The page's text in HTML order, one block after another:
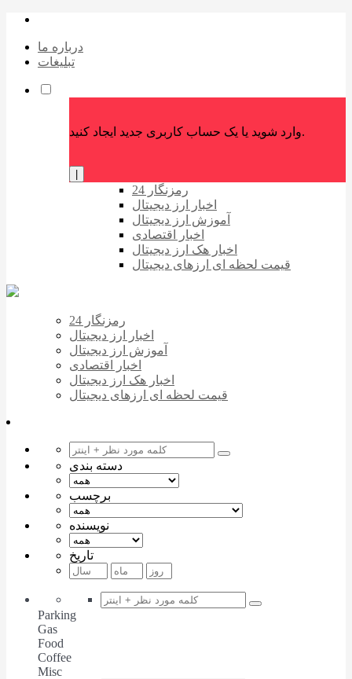
درباره ما
تبلیغات
وارد شوید یا یک حساب کاربری جدید ایجاد کنید.
رمزنگار 24
اخبار ارز دیجیتال
آموزش ارز دیجیتال
اخبار اقتصادی
اخبار هک ارز دیجیتال
قیمت لحظه ای ارزهای دیجیتال
رمزنگار 24
اخبار ارز دیجیتال
آموزش ارز دیجیتال
اخبار اقتصادی
اخبار هک ارز دیجیتال
قیمت لحظه ای ارزهای دیجیتال
دسته بندی
برچسب
نویسنده
تاریخ
Parking
Gas
Food
Coffee
Misc